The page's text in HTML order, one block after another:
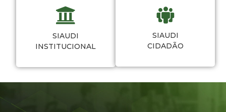
SIAUDI
INSTITUCIONAL
SIAUDI
CIDADÃO